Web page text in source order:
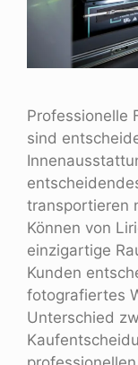
Professionelle
sind
transportieren
Können von
einzigartige
Kunden
fotografiertes
Unterschied